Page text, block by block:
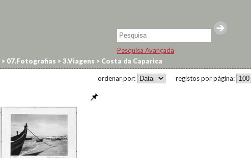
Pesquisa Avançada
> 07.Fotografias >3.Viagens > Costa da Caparica
registos por página:
ordenar por: